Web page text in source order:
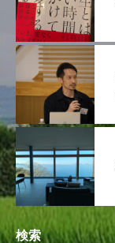
検索